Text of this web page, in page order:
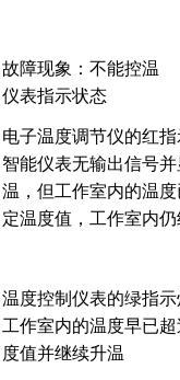
故障现象：不能控温
仪表指示状态
电子温度调节仪的红指
智能仪表无输出信号并
温，但工作室内的温
定温度值，工作室内
温度控制仪表的绿指示
工作室内的温度早已
度值并继续升温